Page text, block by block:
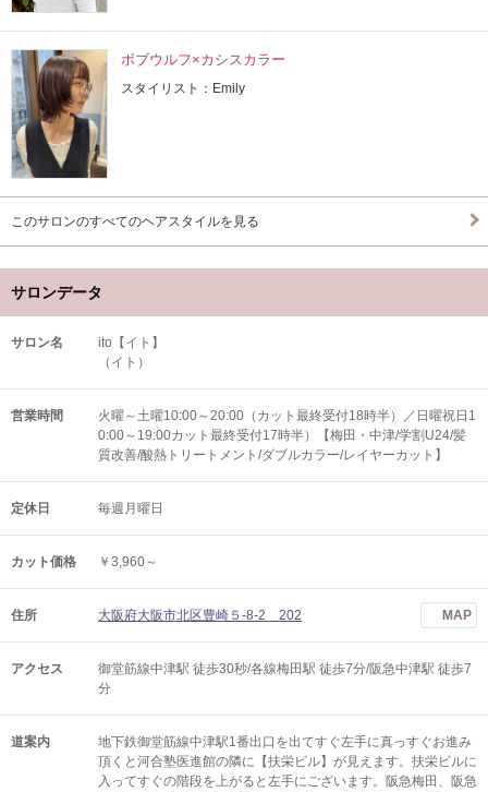
ボブウルフ×カシスカラー
スタイリスト：Emily
このサロンのすべてのヘアスタイルを見る
サロンデータ
サロン名
ito【イト】
（イト）
営業時間
火曜～土曜10:00～20:00（カット最終受付18時半）／日曜祝日1
0:00～19:00カット最終受付17時半）【梅田・中津/学割U24/髪
質改善/酸熱トリートメント/ダブルカラー/レイヤーカット】
定休日 毎週月曜日
カット価格 ￥3,960～
住所 大阪府大阪市北区豊崎５-8-2 202 MAP
アクセス
御堂筋線中津駅 徒歩30秒/各線梅田駅 徒歩7分/阪急中津駅 徒歩7
分
道案内
地下鉄御堂筋線中津駅1番出口を出てすぐ左手に真っすぐお進み
頂くと河合塾医進館の隣に【扶栄ビル】が見えます。扶栄ビルに
入ってすぐの階段を上がると左手にございます。阪急梅田、阪急